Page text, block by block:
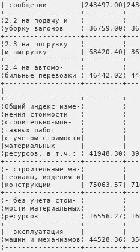
¦ сообщении
+------------------+---------
¦2.2 на подачу и   ¦
¦уборку вагонов    ¦ 36759.00¦
+------------------+---------
¦2.3 на погрузку   ¦
¦и выгрузку        ¦ 68420.40¦
+------------------+---------
¦2.4 на автомо-    ¦
¦бильные перевозки ¦ 46442.02¦
+------------------+---------
¦
+------------------+---------
¦Общий индекс изме-¦
¦нения стоимости   ¦
¦строительно-мон-  ¦
¦тажных работ      ¦
¦с учетом стоимости¦
¦материальных      ¦
¦ресурсов, в т.ч.: ¦ 41948.30¦
+------------------+---------
¦- строительные ма-¦
¦териалы, изделия и¦
¦конструкции       ¦ 75063.57¦
+------------------+---------
¦- без учета стои- ¦
¦мости материальных¦
¦ресурсов          ¦ 16556.27¦
+------------------+---------
¦- эксплуатация    ¦
¦машин и механизмов¦ 44528.36¦
¦------------------+---------